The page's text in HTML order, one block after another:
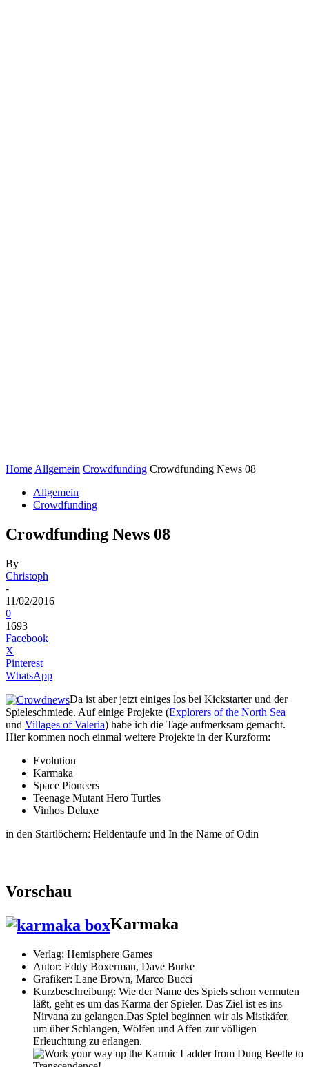
Home Allgemein Crowdfunding Crowdfunding News 08
Allgemein
Crowdfunding
Crowdfunding News 08
By
Christoph
-
11/02/2016
0
1693
Facebook
X
Pinterest
WhatsApp
Da ist aber jetzt einiges los bei Kickstarter und der
Spieleschmiede. Auf einige Projekte (Explorers of the North Sea
und Villages of Valeria) habe ich die Tage aufmerksam gemacht.
Hier kommen noch einmal weitere Projekte in der Kurzform:
Evolution
Karmaka
Space Pioneers
Teenage Mutant Hero Turtles
Vinhos Deluxe
in den Startlöchern: Heldentaufe und In the Name of Odin
Vorschau
Karmaka
Verlag: Hemisphere Games
Autor: Eddy Boxerman, Dave Burke
Grafiker: Lane Brown, Marco Bucci
Kurzbeschreibung: Wie der Name des Spiels schon vermuten
läßt, geht es um das Karma der Spieler. Das Ziel ist es ins
Nirvana zu gelangen.Das Spiel beginnen wir als Mistkäfer,
um über Schlangen, Wölfen und Affen zur völligen
Erleuchtung zu erlangen.